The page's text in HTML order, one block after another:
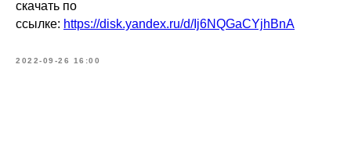
скачать по
ссылке: https://disk.yandex.ru/d/Ij6NQGaCYjhBnA
2022-09-26 16:00